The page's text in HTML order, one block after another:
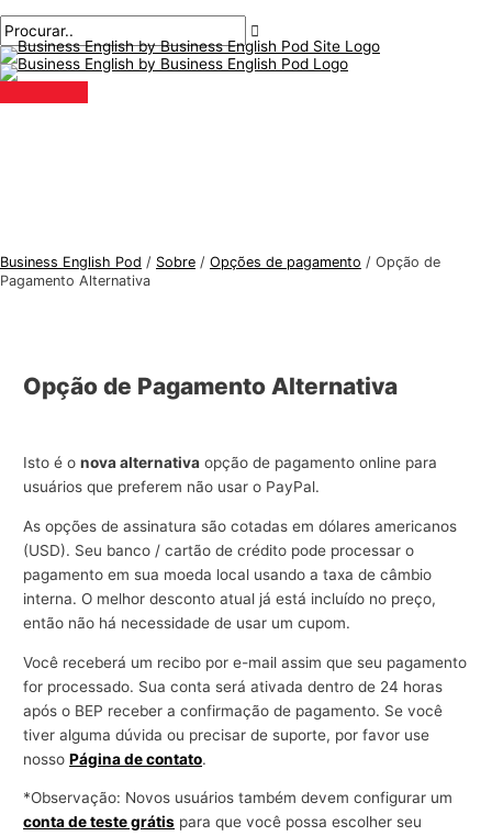
para
o
conteúdo
principal
Business English Pod / Sobre / Opções de pagamento / Opção de
Pagamento Alternativa
Opção de Pagamento Alternativa
Isto é onova alternativa opção de pagamento online para
usuários que preferem não usar o PayPal.
As opções de assinatura são cotadas em dólares americanos
(USD). Seu banco / cartão de crédito pode processar o
pagamento em sua moeda local usando a taxa de câmbio
interna. O melhor desconto atual já está incluído no preço,
então não há necessidade de usar um cupom.
Você receberá um recibo por e-mail assim que seu pagamento
for processado. Sua conta será ativada dentro de 24 horas
após o BEP receber a confirmação de pagamento. Se você
tiver alguma dúvida ou precisar de suporte, por favor use
nossoPágina de contato.
*Observação: Novos usuários também devem configurar um
conta de teste grátis para que você possa escolher seu
T
ó
p
i
i
ê
p
a
r
a
n
e
ó
c
o
P
r
o
c